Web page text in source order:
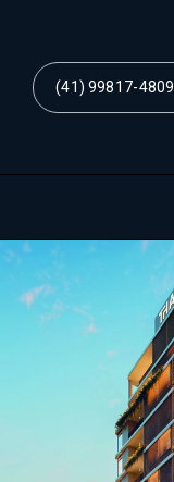
(41) 99817-4809